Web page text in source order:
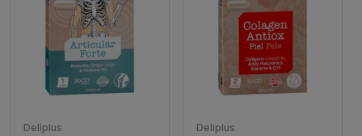
Deliplus Deliplus